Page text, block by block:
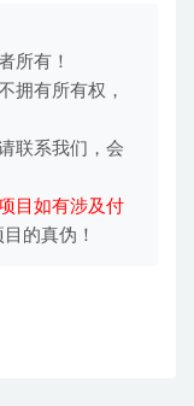
所有！
拥有所有权，
联系我们，会
目如有涉及付
的真伪！